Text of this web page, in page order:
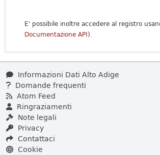
E' possibile inoltre accedere al registro
Documentazione API).
Informazioni Dati Alto Adige
Domande frequenti
Atom Feed
Ringraziamenti
Note legali
Privacy
Contattaci
Cookie